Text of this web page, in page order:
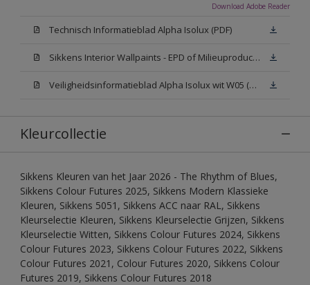
Download Adobe Reader
Technisch Informatieblad Alpha Isolux (PDF)
Sikkens Interior Wallpaints - EPD of Milieuproductverklaring
Veiligheidsinformatieblad Alpha Isolux wit W05 (SDS)
Kleurcollectie
Sikkens Kleuren van het Jaar 2026 - The Rhythm of Blues,
Sikkens Colour Futures 2025, Sikkens Modern Klassieke
Kleuren, Sikkens 5051, Sikkens ACC naar RAL, Sikkens
Kleurselectie Kleuren, Sikkens Kleurselectie Grijzen, Sikkens
Kleurselectie Witten, Sikkens Colour Futures 2024, Sikkens
Colour Futures 2023, Sikkens Colour Futures 2022, Sikkens
Colour Futures 2021, Colour Futures 2020, Sikkens Colour
Futures 2019, Sikkens Colour Futures 2018